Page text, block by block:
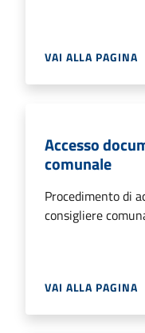
VAI ALLA PAGINA
Accesso
comunale
Procedimento di
consigliere
VAI ALLA PAGINA